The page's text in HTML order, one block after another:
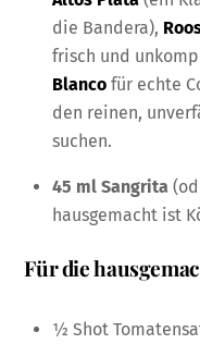
die Bandera),
frisch und
Blanco für echte
den reinen,
suchen.
45 ml Sangrita
hausgemacht ist
Für die
½ Shot